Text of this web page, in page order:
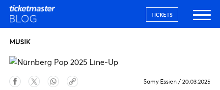
TICKETS
MUSIK
Samy Essien / 20.03.2025